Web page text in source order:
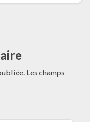
Les champs